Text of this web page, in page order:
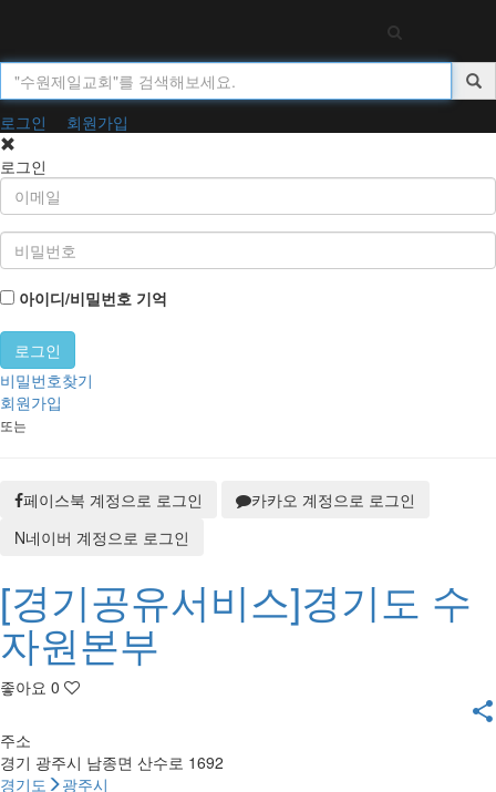
로그인
회원가입
로그인
아이디/비밀번호 기억
비밀번호찾기
회원가입
또는
페이스북 계정으로 로그인
카카오 계정으로 로그인
N네이버 계정으로 로그인
[경기공유서비스]경기도 수
자원본부
좋아요 0
share
주소
경기 광주시 남종면 산수로 1692
경기도
광주시